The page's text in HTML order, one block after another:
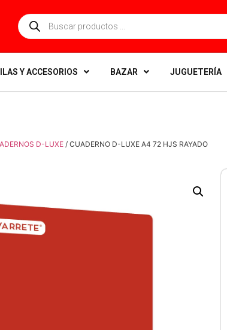
Y ACCESORIOS BAZAR JUGUETERÍA
D-LUXE / CUADERNO D-LUXE A4 72 HJS RAYADO